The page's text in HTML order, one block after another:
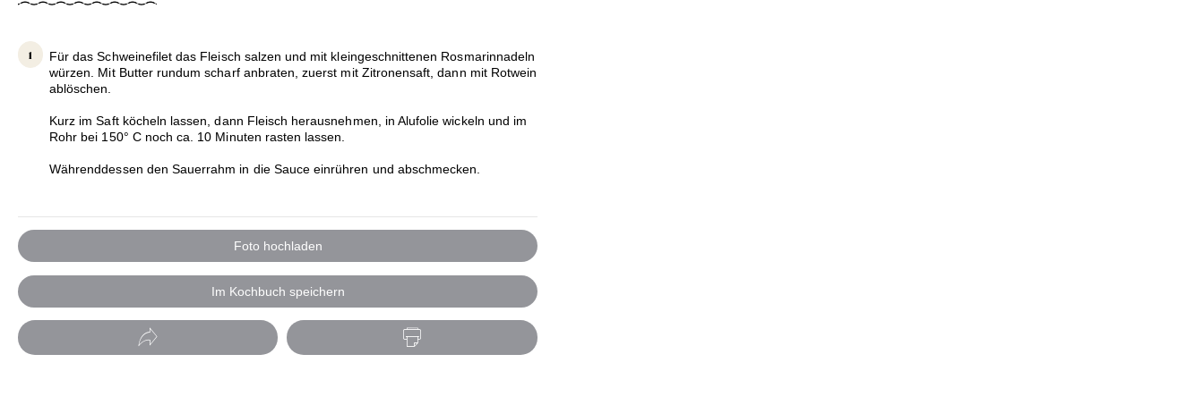
Für das Schweinefilet das Fleisch salzen und mit kleingeschnittenen Rosmarinnadeln
würzen. Mit Butter rundum scharf anbraten, zuerst mit Zitronensaft, dann mit Rotwein
ablöschen.
Kurz im Saft köcheln lassen, dann Fleisch herausnehmen, in Alufolie wickeln und im
Rohr bei 150° C noch ca. 10 Minuten rasten lassen.
Währenddessen den Sauerrahm in die Sauce einrühren und abschmecken.
Foto hochladen
Im Kochbuch speichern